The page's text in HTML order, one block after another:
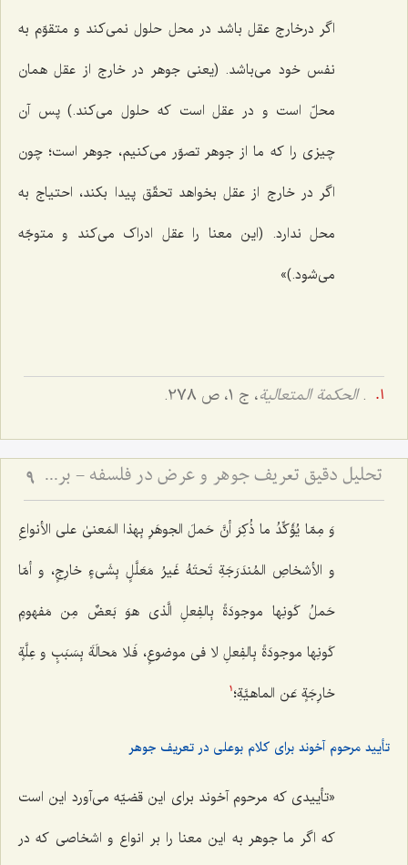
اگر درخارج عقل باشد در محل حلول نمى‌کند و متقوّم به
نفس خود می‌باشد. (یعنی جوهر در خارج از عقل همان
محلّ است و در عقل است که حلول می‌کند.) پس آن
چیزی را که ما از جوهر تصوّر می‌کنیم، جوهر است؛ چون
اگر در خارج از عقل بخواهد تحقّق پیدا بکند، احتیاج به
محل ندارد. (این معنا را عقل ادراک می‌کند و متوجّه
می‌شود.)»
.الحکمة المتعالیة، ج 1، ص 278.
تحلیل دقیق تعریف جوهر و عرض در فلسفه - بررسی نسبت وجود ذهنی با ماهیت جوهری و عرضی 9
وَ مِمّا یُؤَکِّدُ ما ذُکِرَ أنَّ حَملَ الجوهَرِ بِهذا المَعنىٰ على الأنواعِ
و الأشخاصِ المُندَرَجَةِ تَحتَهُ غَیرُ مَعَلَّلٍ بِشَی‌ءٍ خارِجٍ، و أمّا
حَملُ کَونِها موجودَةً بِالفِعلِ الَّذی هوَ بَعضٌ مِن مَفهومِ
کَونِها موجودَةً بِالفِعلِ لا فی موضوعٍ، فَلا مَحالَةَ بِسَبَبٍ و عِلَّةٍ
خارِجَةٍ عَن الماهیَّةِ؛ 1
تأیید مرحوم آخوند برای کلام بوعلی در تعریف جوهر
«تأییدى که مرحوم آخوند برای این قضیّه مى‌آورد این است
که اگر ما جوهر به این معنا را بر انواع و اشخاصى که در